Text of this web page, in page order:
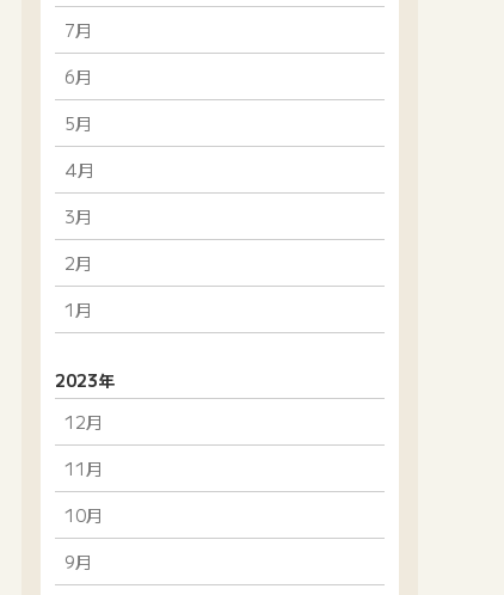
7月
6月
5月
4月
3月
2月
1月
2023年
12月
11月
10月
9月